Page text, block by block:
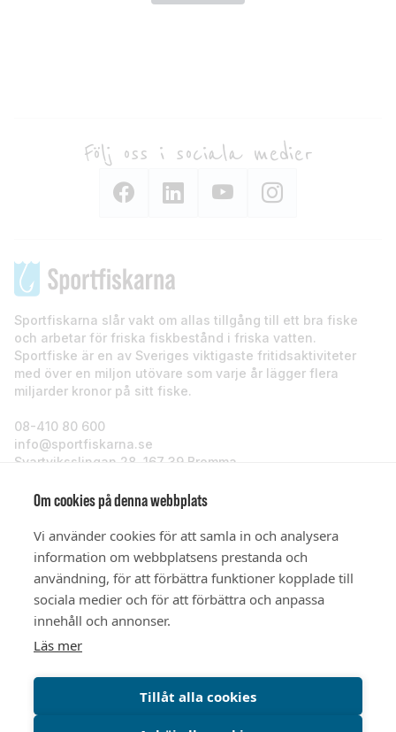
Om cookies på denna webbplats
Vi använder cookies för att samla in och analysera
information om webbplatsens prestanda och
användning, för att förbättra funktioner kopplade till
sociala medier och för att förbättra och anpassa
innehåll och annonser.
Läs mer
Tillåt alla cookies
Följ oss i sociala medier
Sportfiskarna slår vakt om allas tillgång till ett bra fiske
och arbetar för friska fiskbestånd i friska vatten.
Sportfiske är en av Sveriges viktigaste fritidsaktiviteter
med över en miljon utövare som varje år lägger flera
miljarder kronor på sitt fiske.
08-410 80 600
info@sportfiskarna.se
Svartviksslingan 28, 167 39 Bromma
Sportfiskarna
Om oss
Stöd oss